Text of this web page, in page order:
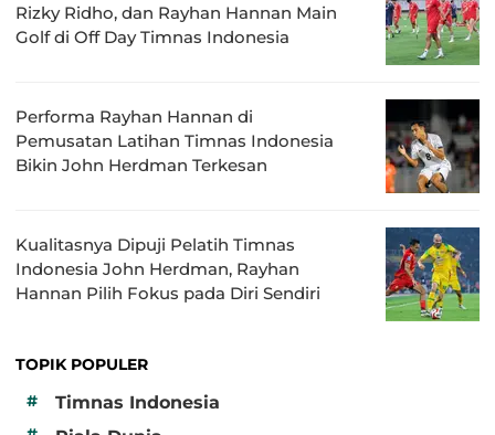
Rizky Ridho, dan Rayhan Hannan Main
Golf di Off Day Timnas Indonesia
Performa Rayhan Hannan di
Pemusatan Latihan Timnas Indonesia
Bikin John Herdman Terkesan
Kualitasnya Dipuji Pelatih Timnas
Indonesia John Herdman, Rayhan
Hannan Pilih Fokus pada Diri Sendiri
TOPIK POPULER
#
Timnas Indonesia